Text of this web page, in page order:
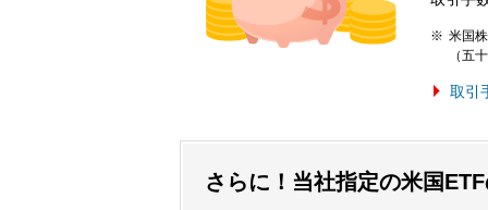
米国
（五
取引
さらに！当社指定の米国